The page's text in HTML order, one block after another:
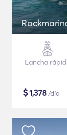
Lancha
$1,378 /día